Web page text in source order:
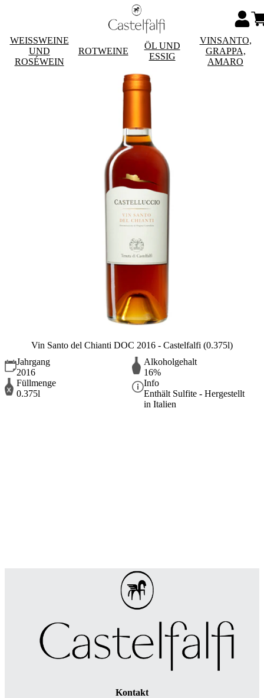
WEISSWEINE
UND
ROSÉWEIN
ROTWEINE
ÖL UND
ESSIG
VINSANTO,
GRAPPA,
AMARO
Vin Santo del Chianti DOC 2016 - Castelfalfi (0.375l)
Jahrgang
2016
Alkoholgehalt
16%
Füllmenge
0.375l
Info
Enthält Sulfite - Hergestellt
in Italien
Kontakt